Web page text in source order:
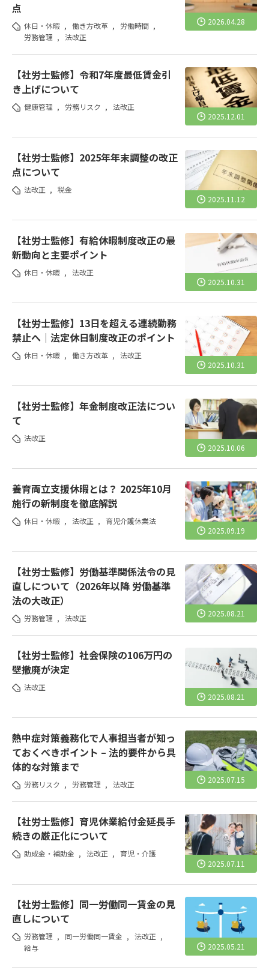
2026.04.28
点
休日・休暇 , 働き方改革 , 労働時間 ,
労務管理 , 法改正
2025.12.01
【社労士監修】令和7年度最低賃金引
き上げについて
健康管理 , 労務リスク , 法改正
2025.11.12
【社労士監修】2025年年末調整の改正
点について
法改正 , 税金
2025.10.31
【社労士監修】有給休暇制度改正の最
新動向と主要ポイント
休日・休暇 , 法改正
2025.10.31
【社労士監修】13日を超える連続勤務
禁止へ｜法定休日制度改正のポイント
休日・休暇 , 働き方改革 , 法改正
2025.10.06
【社労士監修】年金制度改正法につい
て
法改正
2025.09.19
養育両立支援休暇とは？ 2025年10月
施行の新制度を徹底解説
休日・休暇 , 法改正 , 育児介護休業法
2025.08.21
【社労士監修】労働基準関係法令の見
直しについて（2026年以降 労働基準
法の大改正）
労務管理 , 法改正
2025.08.21
【社労士監修】社会保険の106万円の
壁撤廃が決定
法改正
2025.07.15
熱中症対策義務化で人事担当者が知っ
ておくべきポイント – 法的要件から具
体的な対策まで
労務リスク , 労務管理 , 法改正
2025.07.11
【社労士監修】育児休業給付金延長手
続きの厳正化について
助成金・補助金 , 法改正 , 育児・介護
2025.05.21
【社労士監修】同一労働同一賃金の見
直しについて
労務管理 , 同一労働同一賃金 , 法改正 ,
給与